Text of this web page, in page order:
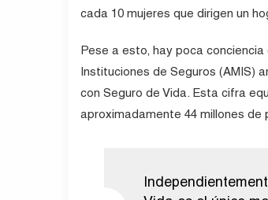
cada 10 mujeres que dirigen un
Pese a esto, hay poca
Instituciones de Seguros (AMIS)
con Seguro de Vida. Esta cifra
aproximadamente 44 millones